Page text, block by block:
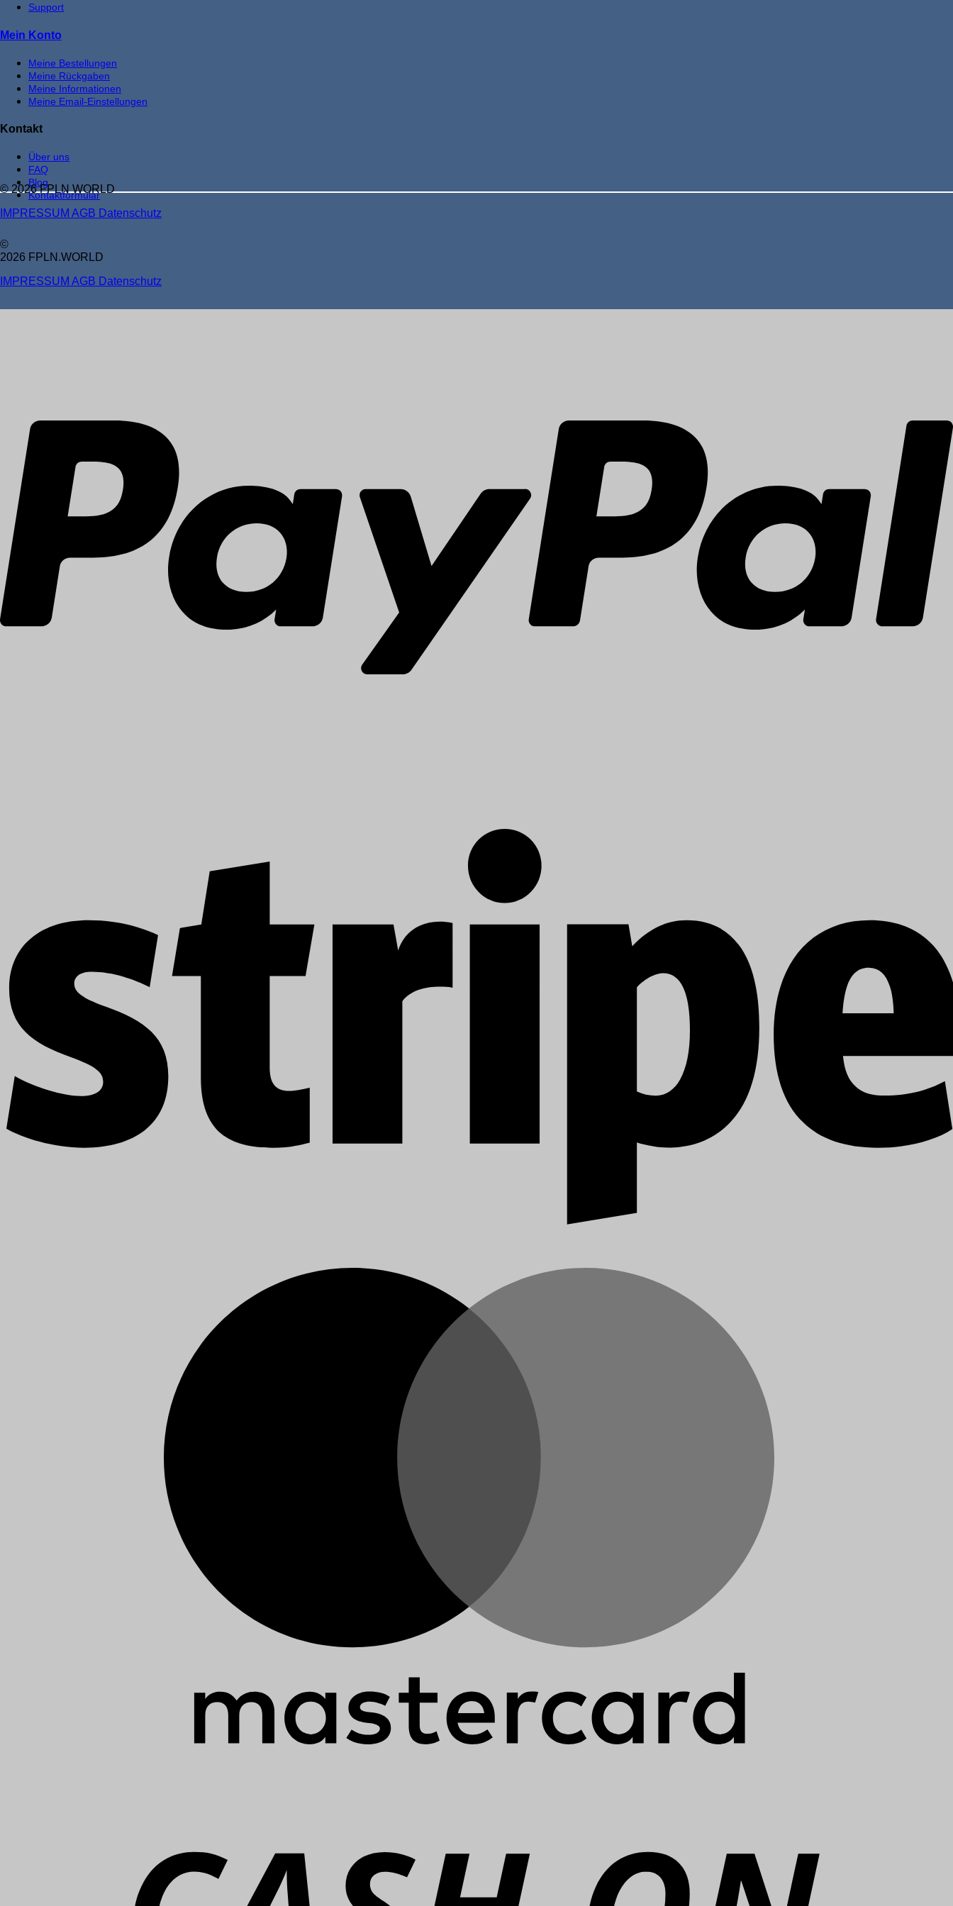
Support
Mein Konto
Meine Bestellungen
Meine Rückgaben
Meine Informationen
Meine Email-Einstellungen
Kontakt
Über uns
FAQ
Blog
Kontaktformular
© 2026 FPLN WORLD
IMPRESSUM AGB Datenschutz
©
2026 FPLN.WORLD
IMPRESSUM AGB Datenschutz